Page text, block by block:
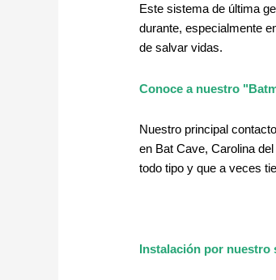
Este sistema de última
durante, especialmente
de salvar vidas.
Conoce a nuestro
Nuestro principal
en Bat Cave, Carolina
todo tipo y que a veces
Instalación por nuestro